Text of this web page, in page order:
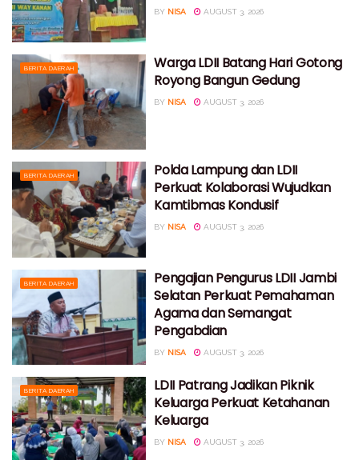
BY NISA AUGUST 3, 2026
BERITA DAERAH
Warga LDII Batang Hari Gotong
Royong Bangun Gedung
BY NISA AUGUST 3, 2026
BERITA DAERAH
Polda Lampung dan LDII
Perkuat Kolaborasi Wujudkan
Kamtibmas Kondusif
BY NISA AUGUST 3, 2026
BERITA DAERAH
Pengajian Pengurus LDII Jambi
Selatan Perkuat Pemahaman
Agama dan Semangat
Pengabdian
BY NISA AUGUST 3, 2026
BERITA DAERAH
LDII Patrang Jadikan Piknik
Keluarga Perkuat Ketahanan
Keluarga
BY NISA AUGUST 3, 2026